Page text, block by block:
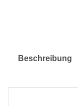
Beschreibung